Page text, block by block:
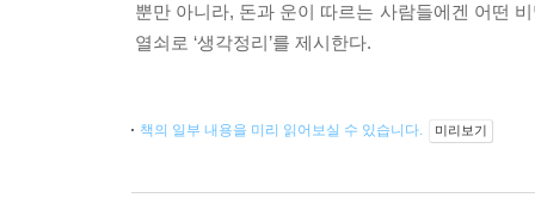
뿐만 아니라, 돈과 운이 따르는 사람들에겐 어떤
열쇠로 ‘생각정리’를 제시한다.
책의 일부 내용을 미리 읽어보실 수 있습니다. 미리보기